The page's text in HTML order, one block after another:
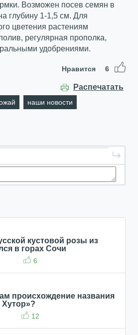
Возможен посев семян в
глубину 1-1,5 см. Для
цветения растениям
регулярная прополка,
удобрениями.
Нравится 6
Распечатать
наши новости
кустовой розы из
в горах Сочи
6
происхождение названия
Хутор»?
12